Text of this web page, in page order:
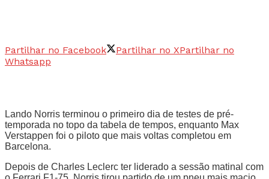
Partilhar no Facebook Partilhar no XPartilhar no
Whatsapp
Lando Norris terminou o primeiro dia de testes de pré-
temporada no topo da tabela de tempos, enquanto Max
Verstappen foi o piloto que mais voltas completou em
Barcelona.
Depois de Charles Leclerc ter liderado a sessão matinal com